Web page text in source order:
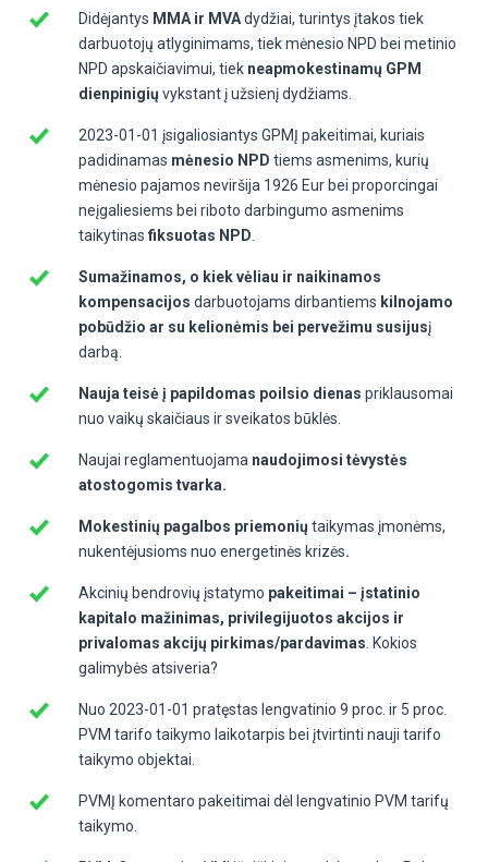
Didėjantys MMA ir MVAdydžiai, turintys įtakos tiek
darbuotojų atlyginimams, tiek mėnesio NPD bei metinio
NPD apskaičiavimui, tiek neapmokestinamų GPM
dienpinigių vykstant į užsienį dydžiams.
2023-01-01 įsigaliosiantys GPMĮ pakeitimai, kuriais
padidinamas mėnesio NPD tiems asmenims, kurių
mėnesio pajamos neviršija 1926 Eur bei proporcingai
neįgaliesiems bei riboto darbingumo asmenims
taikytinas fiksuotas NPD
Sumažinamos, o kiek vėliau ir naikinamos
kompensacijos darbuotojams dirbantiems kilnojamo
pobūdžio ar su kelionėmis bei pervežimu susijusį
darbą.
Nauja teisė į papildomas poilsio dienas priklausomai
nuo vaikų skaičiaus ir sveikatos būklės.
Naujai reglamentuojama naudojimosi tėvystės
atostogomis tvarka.
Mokestinių pagalbos priemonių taikymas įmonėms,
nukentėjusioms nuo energetinės krizės.
Akcinių bendrovių įstatymo pakeitimai – įstatinio
kapitalo mažinimas, privilegijuotos akcijos ir
privalomas akcijų pirkimas/pardavimas . Kokios
galimybės atsiveria?
Nuo 2023-01-01 pratęstas lengvatinio 9 proc. ir 5 proc.
PVM tarifo taikymo laikotarpis bei įtvirtinti nauji tarifo
taikymo objektai.
PVMĮ komentaro pakeitimai dėl lengvatinio PVM tarifų
taikymo.